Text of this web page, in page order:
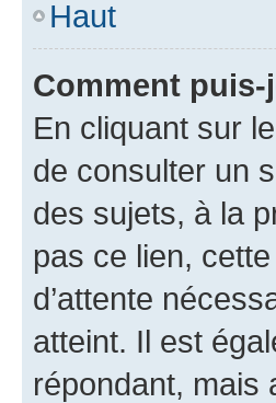
Haut
Comment
En cliquant sur
de consulter un
des sujets, à la
pas ce lien,
d’attente
atteint. Il est
répondant, mais